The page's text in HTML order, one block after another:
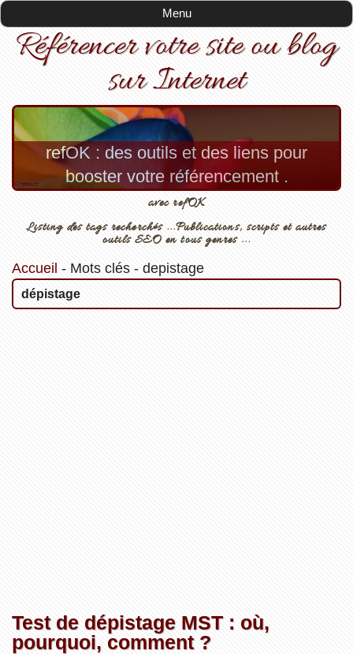
Menu
Référencer votre site ou blog
sur Internet
refOK : des outils et des liens pour
booster votre référencement .
avec refOK
Listing des tags recherchés ...Publications, scripts et autres
outils SEO en tous genres ...
Accueil - Mots clés- depistage
dépistage
Test de dépistage MST : où,
pourquoi, comment ?